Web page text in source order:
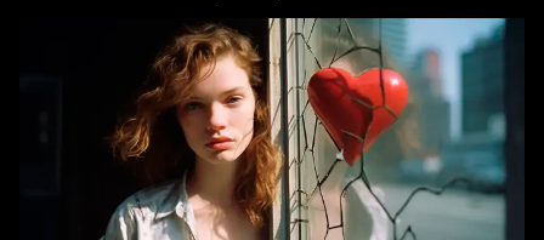
Všechny kategorie
Všechny kategorie
Životní styl
Všechny kategorie
Testy a kvízy
Všechny kategorie